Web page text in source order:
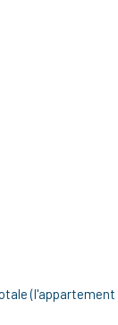
(l'appartement